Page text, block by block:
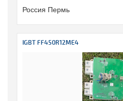
Россия Пермь
IGBT FF450R12ME4